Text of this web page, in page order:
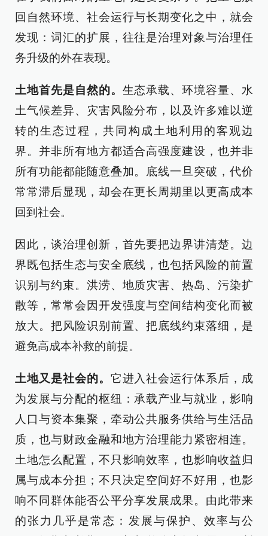
回自然环境、社会运行与长期变化之中，就会
发现：词汇的扩展，往往是治理对象与治理任
务升级的外在表现。
土地首先是自然的。 生态承载、环境容量、水
土气候差异、灾害风险分布，以及许多难以逆
转的生态过程，共同构成土地利用的客观边
界。并非所有地方都适合高强度建设，也并非
所有功能都能随意叠加。底线一旦突破，代价
常常滞后显现，却会在更长周期里以更高成本
回到社会。
因此，谈治理创新，首先要把边界讲清楚。边
界既包括生态与安全底线，也包括风险的前置
识别与约束。洪涝、地质灾害、热岛、污染扩
散等，常常会因开发强度与空间结构变化而被
放大。把风险识别前置、把底线约束落细，是
避免高成本补救的前提。
土地又是社会的。 它进入社会运行体系后，成
为发展与分配的枢纽：承载产业与就业，影响
人口与资本集聚，牵动公共服务供给与生活品
质，也与财政金融和地方治理能力紧密相连。
土地怎么配置，不只影响效率，也影响收益归
属与成本分担；不只决定空间好不好用，也影
响不同群体能否公平分享发展成果。由此带来
的张力几乎是常态：发展与保护、效率与公